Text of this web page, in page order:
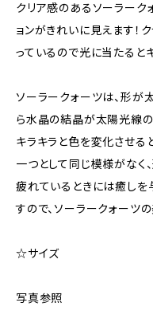
クリア感のあるソーラーク
ョンがきれいに見えます！
っているので光に当たると
ソーラークォーツは、形
ら水晶の結晶が太陽光線
キラキラと色を変化させる
一つとして同じ模様がなく
疲れているときには癒しを
すので、ソーラークォーツ
☆サイズ
写真参照